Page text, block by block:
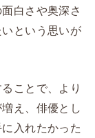
白さや奥深さ
という思いが
ことで、より
え、俳優とし
入れたかった